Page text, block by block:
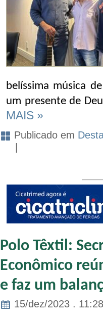
belíssima música
um presente de
MAIS »
Publicado em
|
Polo Têxtil:
Econômico
e faz um
15/dez/2023 . 11:28